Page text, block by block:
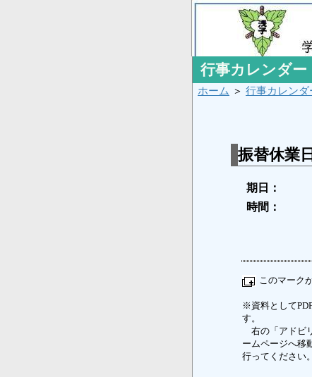
行事カレンダー
ホーム ＞ 行事カレンダ
振替休業日
期日：
時間：
このマーク
※資料として
す。
右の「アドビ
ームページへ移
行ってください。